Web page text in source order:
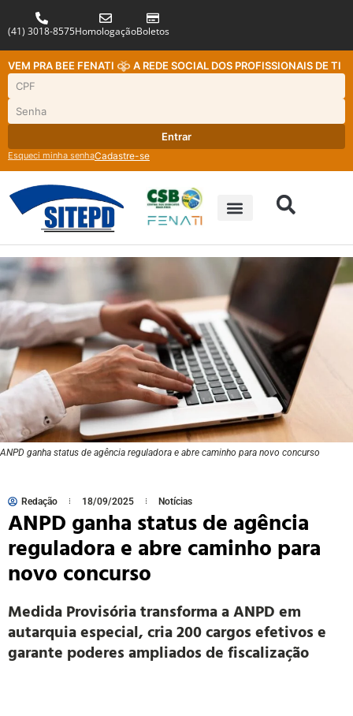
(41) 3018-8575HomologaçãoBoletos
VEM PRA BEE FENATI A REDE SOCIAL DOS PROFISSIONAIS DE TI
Entrar
Esqueci minha senhaCadastre-se
ANPD ganha status de agência reguladora e abre caminho para novo concurso
Redação 18/09/2025 Notícias
ANPD ganha status de agência
reguladora e abre caminho para
novo concurso
Medida Provisória transforma a ANPD em
autarquia especial, cria 200 cargos efetivos e
garante poderes ampliados de fiscalização